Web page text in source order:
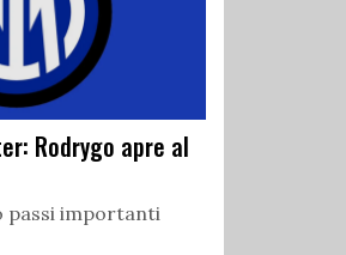
Rodrygo apre al
passi importanti